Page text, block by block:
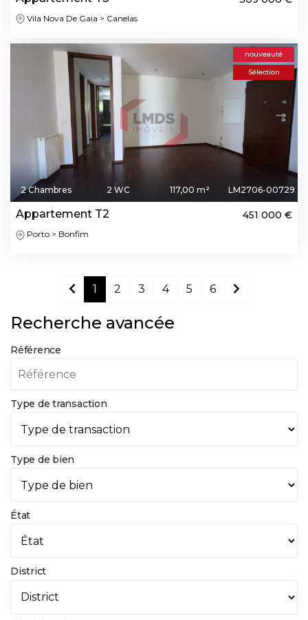
Vila Nova De Gaia > Canelas
nouveauté
Sélection
2 Chambres 2 WC 117,00 m² LM2706-00729
Appartement T2 451 000 €
Porto > Bonfim
1 2 3 4 5 6
Recherche avancée
Référence
Type de transaction
Type de bien
État
District